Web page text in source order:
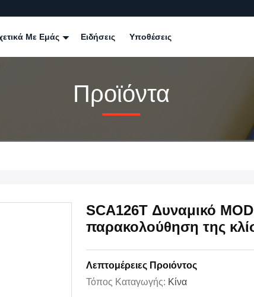
Με Εμάς Ειδήσεις Υποθέσεις
Προϊόντα
SCA126T Δυναμικό
παρακολούθηση της
Λεπτομέρειες Προιόντος
Τόπος Καταγωγής: Κίνα